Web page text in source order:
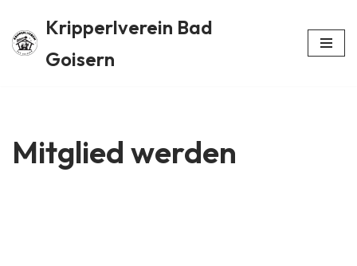
Skip
Kripperlverein Bad
Goisern
Mitglied werden